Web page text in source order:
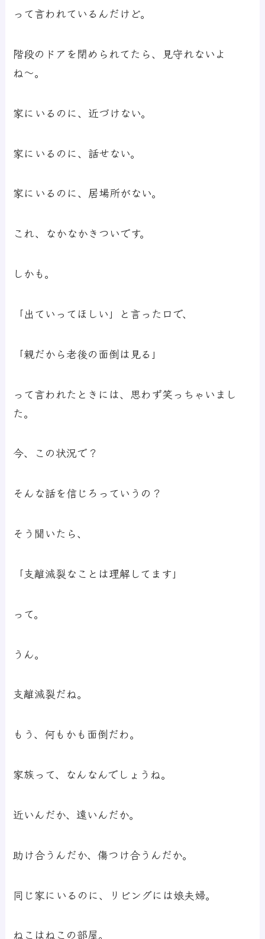
って言われているんだけど。
階段のドアを閉められてたら、見守れないよ
ね〜。
家にいるのに、近づけない。
家にいるのに、話せない。
家にいるのに、居場所がない。
これ、なかなかきついです。
しかも。
「出ていってほしい」と言った口で、
「親だから老後の面倒は見る」
って言われたときには、思わず笑っちゃいまし
た。
今、この状況で？
そんな話を信じろっていうの？
そう聞いたら、
「支離滅裂なことは理解してます」
って。
うん。
支離滅裂だね。
もう、何もかも面倒だわ。
家族って、なんなんでしょうね。
近いんだか、遠いんだか。
助け合うんだか、傷つけ合うんだか。
同じ家にいるのに、リビングには娘夫婦。
ねこはねこの部屋。